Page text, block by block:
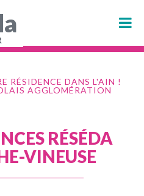
RÉSIDENCE DANS L'AIN !
AGGLOMÉRATION
RÉSÉDA
VINEUSE